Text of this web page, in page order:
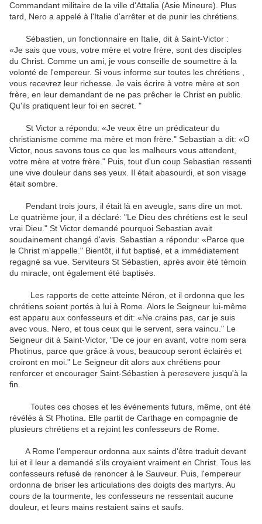
Commandant militaire de la ville d'Attalia (Asie Mineure).
Plus
tard, Nero a appelé à l'Italie d'arrêter et de punir les chrétiens.
Sébastien, un fonctionnaire en Italie, dit à Saint-Victor :
«Je sais que vous, votre mère et votre frère, sont des disciples
du Christ. Comme un ami, je vous conseille de soumettre à la
volonté de l'empereur. Si vous informe sur toutes les chrétiens
vous recevrez leur richesse. Je vais écrire à votre mère et son
frère, en leur demandant de ne pas prêcher le Christ en public.
Qu'ils pratiquent leur foi en secret. "
St Victor a répondu: «Je veux être un prédicateur du
christianisme comme ma mère et mon frère." Sebastian a dit: «O
Victor, nous savons tous ce que les malheurs vous attendent,
votre mère et votre frère." Puis, tout d'un coup Sebastian ressenti
une vive douleur dans ses yeux. Il était abasourdi, et son visage
était sombre.
Pendant trois jours, il était là en aveugle, sans dire un mot.
Le quatrième jour, il a déclaré: "Le Dieu des chrétiens est le seul
vrai Dieu." St Victor demandé pourquoi Sebastian avait
soudainement changé d'avis. Sebastian a répondu: «Parce que
le Christ m'appelle." Bientôt, il fut baptisé, et a immédiatement
regagné sa vue. Serviteurs St Sébastien, après avoir été témoin
du miracle, ont également été baptisés.
Les rapports de cette atteinte Néron, et il ordonna que les
chrétiens soient portés à lui à Rome. Alors le Seigneur lui-même
est apparu aux confesseurs et dit: «Ne crains pas, car je suis
avec vous. Nero, et tous ceux qui le servent, sera vaincu." Le
Seigneur dit à Saint-Victor, "De ce jour en avant, votre nom sera
Photinus, parce que grâce à vous, beaucoup seront éclairés et
croiront en moi." Le Seigneur dit alors aux chrétiens pour
renforcer et encourager Saint-Sébastien à peresevere jusqu'à la
fin.
Toutes ces choses et les événements futurs, même, ont été
révélés à St Photina.
Elle partit de Carthage en compagnie de
plusieurs chrétiens et a rejoint les confesseurs de Rome.
A Rome l'empereur ordonna aux saints d'être traduit devant
lui et il leur a demandé s'ils croyaient vraiment en Christ. Tous les
confesseurs refusé de renoncer à le Sauveur. Puis, l'empereur
ordonna de briser les articulations des doigts des martyrs. Au
cours de la tourmente, les confesseurs ne ressentait aucune
douleur, et leurs mains restaient sains et saufs.